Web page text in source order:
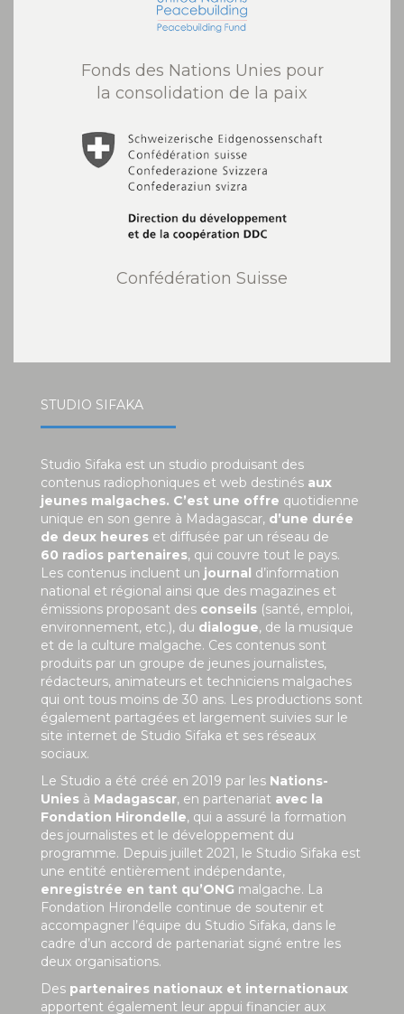
Fonds des Nations Unies pour
la consolidation de la paix
Confédération Suisse
STUDIO SIFAKA
Studio Sifaka est un studio produisant des
contenus radiophoniques et web destinés aux
jeunes malgaches. C’est une offre quotidienne
unique en son genre à Madagascar, d’une durée
de deux heures et diffusée par un réseau de
60 radios partenaires, qui couvre tout le pays.
Les contenus incluent un journal d’information
national et régional ainsi que des magazines et
émissions proposant des conseils (santé, emploi,
environnement, etc.), du dialogue, de la musique
et de la culture malgache. Ces contenus sont
produits par un groupe de jeunes journalistes,
rédacteurs, animateurs et techniciens malgaches
qui ont tous moins de 30 ans. Les productions sont
également partagées et largement suivies sur le
site internet de Studio Sifaka et ses réseaux
sociaux.
Le Studio a été créé en 2019 par les Nations-
Unies à Madagascar, en partenariat avec la
Fondation Hirondelle, qui a assuré la formation
des journalistes et le développement du
programme. Depuis juillet 2021, le Studio Sifaka est
une entité entièrement indépendante,
enregistrée en tant qu’ONG malgache. La
Fondation Hirondelle continue de soutenir et
accompagner l’équipe du Studio Sifaka, dans le
cadre d’un accord de partenariat signé entre les
deux organisations.
Des partenaires nationaux et internationaux
apportent également leur appui financier aux